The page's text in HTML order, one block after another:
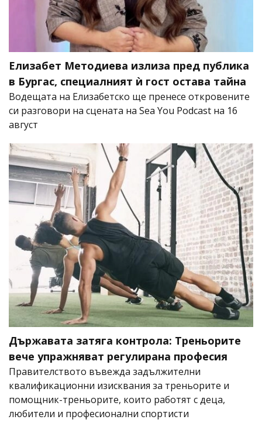
Елизабет Методиева излиза пред публика
в Бургас, специалният ѝ гост остава тайна
Водещата на Елизабетско ще пренесе откровените
си разговори на сцената на Sea You Podcast на 16
август
Държавата затяга контрола: Треньорите
вече упражняват регулирана професия
Правителството въвежда задължителни
квалификационни изисквания за треньорите и
помощник-треньорите, които работят с деца,
любители и професионални спортисти